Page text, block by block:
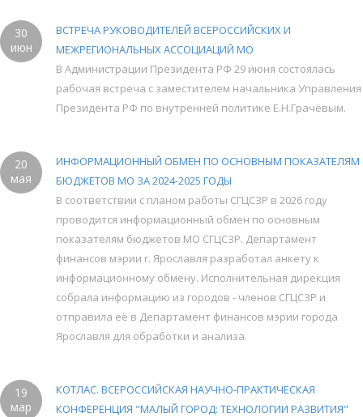
30
июн
ВСТРЕЧА РУКОВОДИТЕЛЕЙ ВСЕРОССИЙСКИХ И
МЕЖРЕГИОНАЛЬНЫХ АССОЦИАЦИЙ МО
В Администрации Президента РФ 29 июня состоялась
рабочая встреча с заместителем начальника Управления
Президента РФ по внутренней политике Е.Н.Грачёвым.
20
мая
ИНФОРМАЦИОННЫЙ ОБМЕН ПО ОСНОВНЫМ ПОКАЗАТЕЛЯМ
БЮДЖЕТОВ МО ЗА 2024-2025 ГОДЫ
В соответствии с планом работы СГЦСЗР в 2026 году
проводится информационный обмен по основным
показателям бюджетов МО СГЦСЗР. Департамент
финансов мэрии г. Ярославля разработал анкету к
информационному обмену. Исполнительная дирекция
собрала информацию из городов - членов СГЦСЗР и
отправила её в Департамент финансов мэрии города
Ярославля для обработки и анализа.
19
мар
КОТЛАС. ВСЕРОССИЙСКАЯ НАУЧНО-ПРАКТИЧЕСКАЯ
КОНФЕРЕНЦИЯ "МАЛЫЙ ГОРОД: ТЕХНОЛОГИИ РАЗВИТИЯ"